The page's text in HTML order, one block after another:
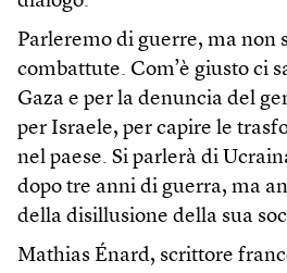
Parleremo di guerre, ma non
combattute. Com’è giusto ci
Gaza e per la denuncia del
per Israele, per capire le
nel paese. Si parlerà di
dopo tre anni di guerra, ma
della disillusione della sua
Mathias Énard, scrittore